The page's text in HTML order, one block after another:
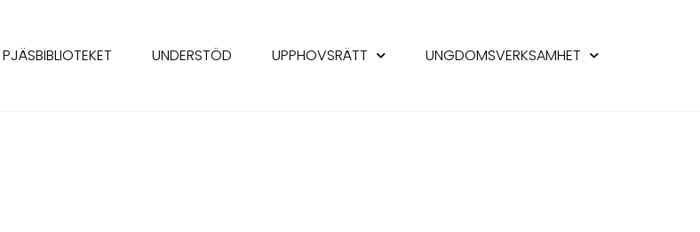
PJÄSBIBLIOTEKET UNDERSTÖD UPPHOVSRÄTT UNGDOMSVERKSAMHET